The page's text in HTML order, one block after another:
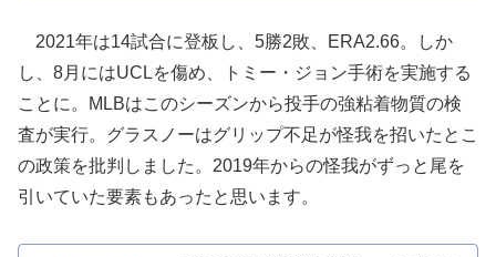
2021年は14試合に登板し、5勝2敗、ERA2.66。しか
し、8月にはUCLを傷め、トミー・ジョン手術を実施する
ことに。MLBはこのシーズンから投手の強粘着物質の検
査が実行。グラスノーはグリップ不足が怪我を招いたとこ
の政策を批判しました。2019年からの怪我がずっと尾を
引いていた要素もあったと思います。